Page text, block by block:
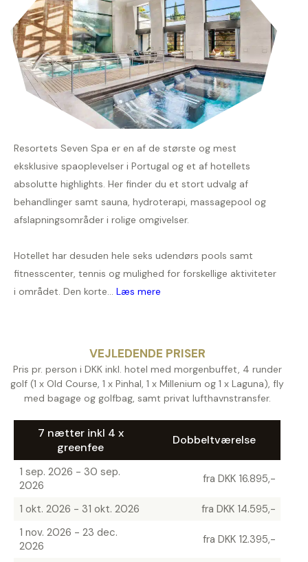
Resortets Seven Spa er en af de største og mest
eksklusive spaoplevelser i Portugal og et af hotellets
absolutte highlights. Her finder du et stort udvalg af
behandlinger samt sauna, hydroterapi, massagepool og
afslapningsområder i rolige omgivelser.
Hotellet har desuden hele seks udendørs pools samt
fitnesscenter, tennis og mulighed for forskellige aktiviteter
i området. Den korte... Læs mere
VEJLEDENDE PRISER
Pris pr. person i DKK inkl. hotel med morgenbuffet, 4 runder
golf (1 x Old Course, 1 x Pinhal, 1 x Millenium og 1 x Laguna), fly
med bagage og golfbag, samt privat lufthavnstransfer.
7 nætter inkl 4 x
greenfee
Dobbeltværelse
1 sep. 2026 - 30 sep.
2026
fra DKK 16.895,-
1 okt. 2026 - 31 okt. 2026
fra DKK 14.595,-
1 nov. 2026 - 23 dec.
2026
fra DKK 12.395,-